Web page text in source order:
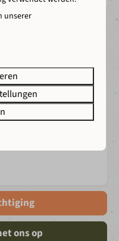
ons op
unserer